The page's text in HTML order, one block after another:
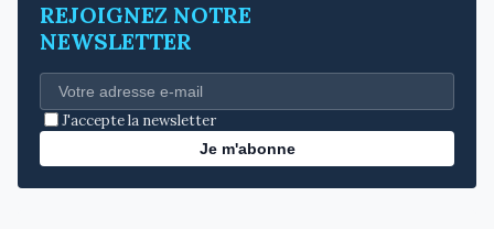
REJOIGNEZ NOTRE
NEWSLETTER
J'accepte la newsletter
Je m'abonne